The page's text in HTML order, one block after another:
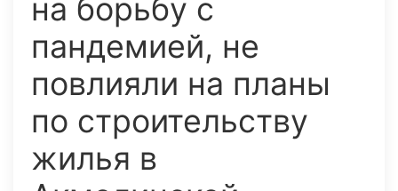
на борьбу с
пандемией, не
повлияли на планы
по строительству
жилья в